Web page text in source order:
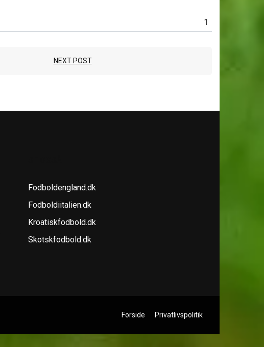
1
NEXT POST
Fodboldengland.dk
Fodboldiitalien.dk
Kroatiskfodbold.dk
Skotskfodbold.dk
Forside Privatlivspolitik